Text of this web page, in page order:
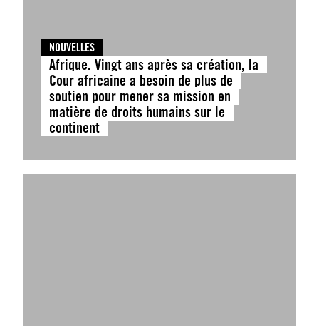
NOUVELLES
Afrique. Vingt ans après sa création, la
Cour africaine a besoin de plus de
soutien pour mener sa mission en
matière de droits humains sur le
continent